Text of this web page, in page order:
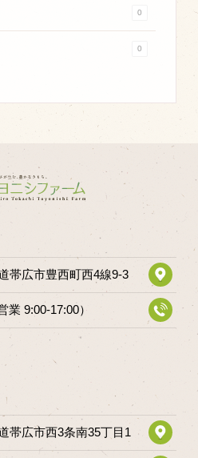
0
0
帯広市豊西町西4線9-3
業 9:00-17:00）
帯広市西3条南35丁目1